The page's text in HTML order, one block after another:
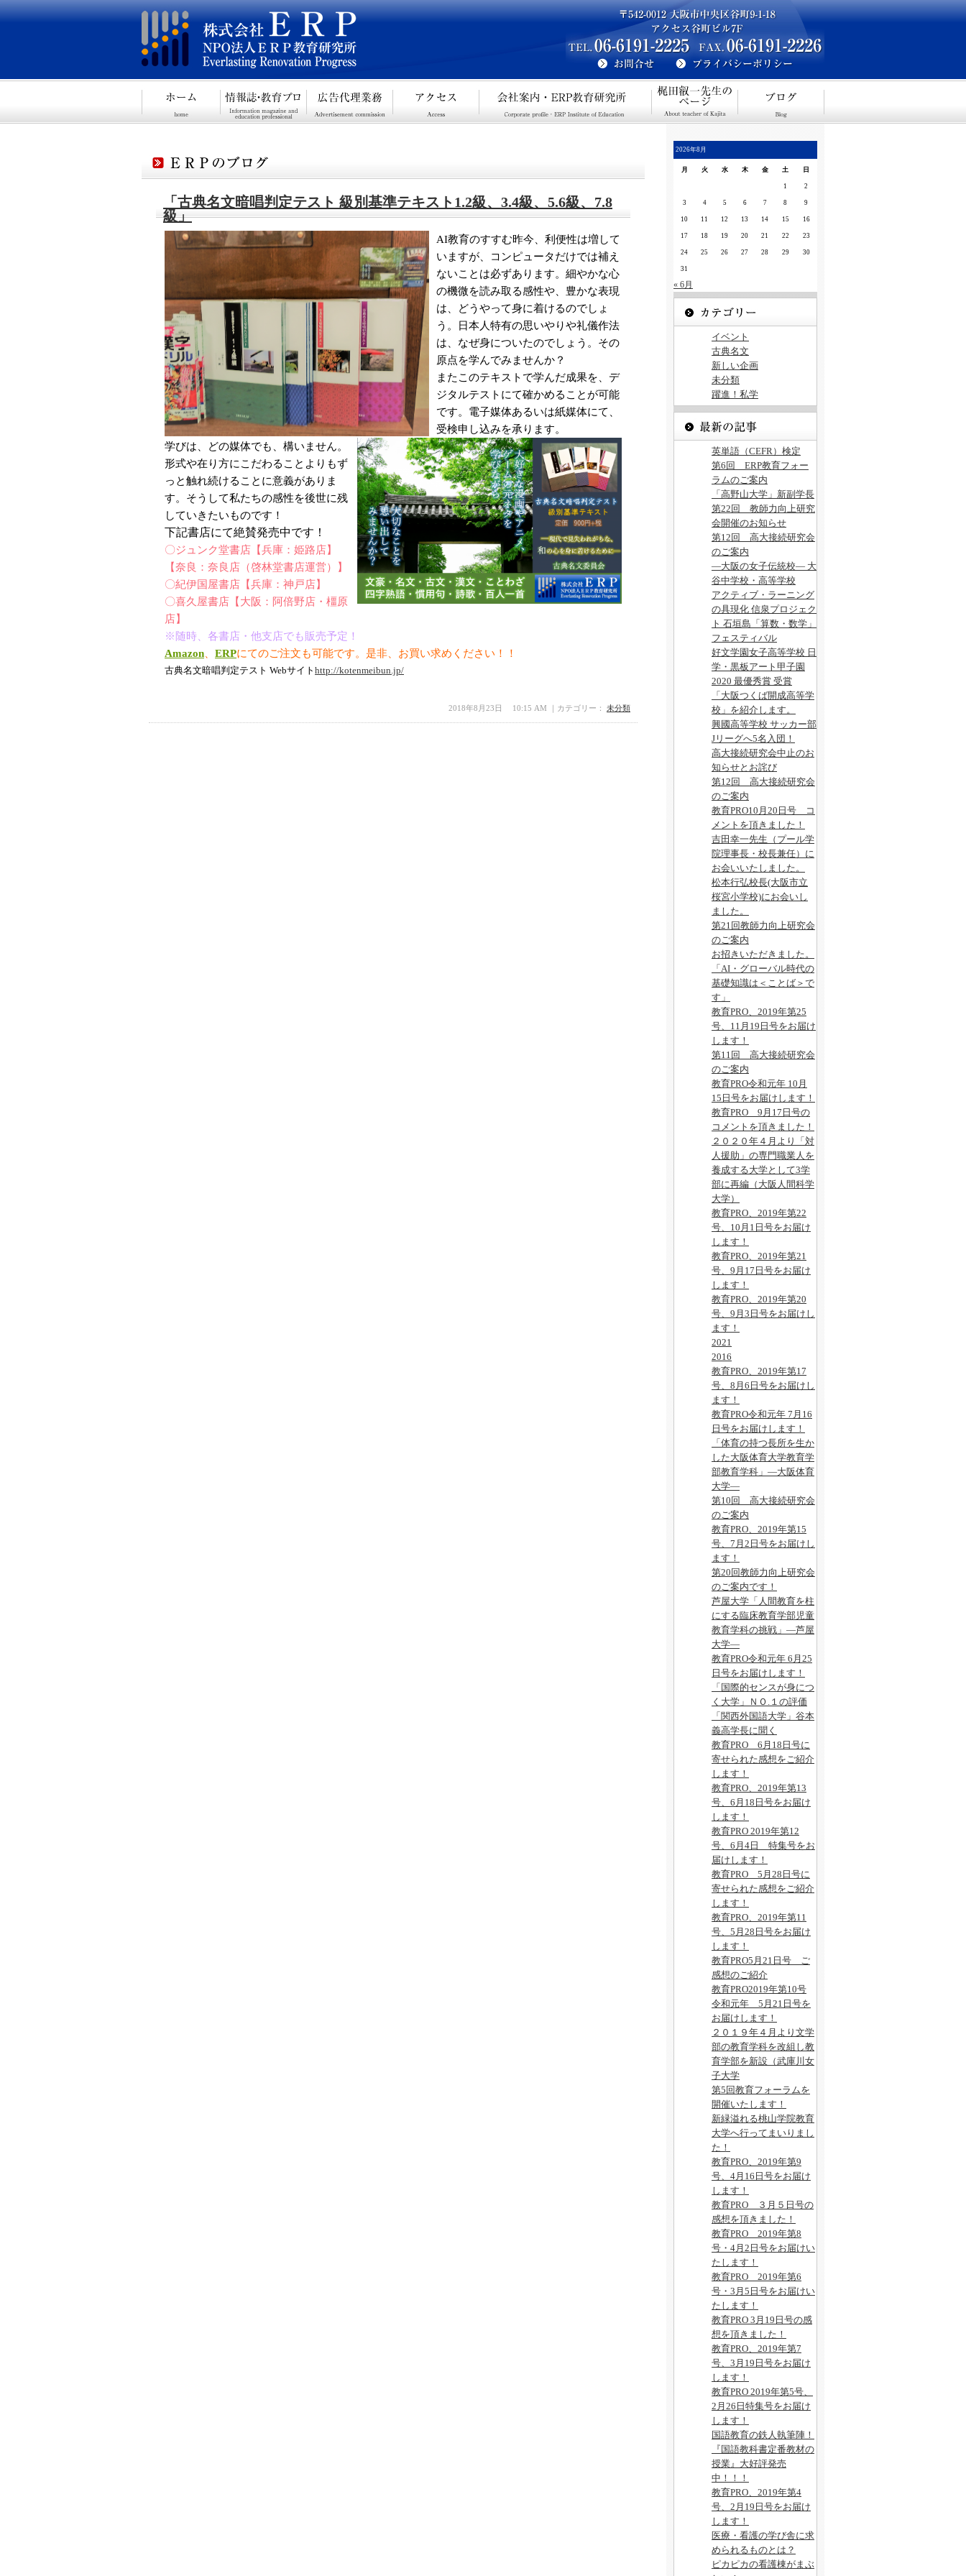
「古典名文暗唱判定テスト 級別基準テキスト1.2級、3.4級、5.6級、7.8
級」
AI教育のすすむ昨今、利便性は増して
いますが、コンピュータだけでは補え
ないことは必ずあります。細やかな心
の機微を読み取る感性や、豊かな表現
は、どうやって身に着けるのでしょ
う。日本人特有の思いやりや礼儀作法
は、なぜ身についたのでしょう。その
原点を学んでみませんか？
またこのテキストで学んだ成果を、デ
ジタルテストにて確かめることが可能
です。電子媒体あるいは紙媒体にて、
受検申し込みを承ります。
学びは、どの媒体でも、構いません。
形式や在り方にこだわることよりもず
っと触れ続けることに意義がありま
す。そうして私たちの感性を後世に残
していきたいものです！
下記書店にて絶賛発売中です！
〇ジュンク堂書店【兵庫：姫路店】
【奈良：奈良店（啓林堂書店運営）】
〇紀伊国屋書店【兵庫：神戸店】
〇喜久屋書店【大阪：阿倍野店・橿原
店】
※随時、各書店・他支店でも販売予定！
Amazon
ERPにてのご注文も可能です。是非、お買い求めください！！
古典名文暗唱判定テスト Webサイト http://kotenmeibun.jp/
2018年8月23日 10:15 AM ｜カテゴリー： 未分類
2026年8月
月 火 水 木 金 土 日
1 2
3 4 5 6 7 8 9
10 11 12 13 14 15 16
17 18 19 20 21 22 23
24 25 26 27 28 29 30
31
« 6月
イベント
古典名文
新しい企画
未分類
躍進！私学
英単語（CEFR）検定
第6回 ERP教育フォー
ラムのご案内
「高野山大学」新副学長
第22回 教師力向上研究
会開催のお知らせ
第12回 高大接続研究会
のご案内
―大阪の女子伝統校― 大
谷中学校・高等学校
アクティブ・ラーニング
の具現化 信泉プロジェク
ト 石垣島「算数・数学」
フェスティバル
好文学園女子高等学校 日
学・黒板アート甲子園
2020 最優秀賞 受賞
「大阪つくば開成高等学
校」を紹介します。
興國高等学校 サッカー部
Jリーグへ5名入団！
高大接続研究会中止のお
知らせとお詫び
第12回 高大接続研究会
のご案内
教育PRO10月20日号 コ
メントを頂きました！
吉田幸一先生（プール学
院理事長・校長兼任）に
お会いいたしました。
松本行弘校長(大阪市立
桜宮小学校)にお会いし
ました。
第21回教師力向上研究会
のご案内
お招きいただきました。
「AI・グローバル時代の
基礎知識は＜ことば＞で
す」
教育PRO、2019年第25
号、11月19日号をお届け
します！
第11回 高大接続研究会
のご案内
教育PRO令和元年 10月
15日号をお届けします！
教育PRO 9月17日号の
コメントを頂きました！
２０２０年４月より「対
人援助」の専門職業人を
養成する大学として3学
部に再編（大阪人間科学
大学）
教育PRO、2019年第22
号、10月1日号をお届け
します！
教育PRO、2019年第21
号、9月17日号をお届け
します！
教育PRO、2019年第20
号、9月3日号をお届けし
ます！
2021
2016
教育PRO、2019年第17
号、8月6日号をお届けし
ます！
教育PRO令和元年 7月16
日号をお届けします！
「体育の持つ長所を生か
した大阪体育大学教育学
部教育学科」―大阪体育
大学―
第10回 高大接続研究会
のご案内
教育PRO、2019年第15
号、7月2日号をお届けし
ます！
第20回教師力向上研究会
のご案内です！
芦屋大学「人間教育を柱
にする臨床教育学部児童
教育学科の挑戦」―芦屋
大学―
教育PRO令和元年 6月25
日号をお届けします！
「国際的センスが身につ
く大学」ＮＯ.１の評価
「関西外国語大学」谷本
義高学長に聞く
教育PRO 6月18日号に
寄せられた感想をご紹介
します！
教育PRO、2019年第13
号、6月18日号をお届け
します！
教育PRO 2019年第12
号、6月4日 特集号をお
届けします！
教育PRO 5月28日号に
寄せられた感想をご紹介
します！
教育PRO、2019年第11
号、5月28日号をお届け
します！
教育PRO5月21日号 ご
感想のご紹介
教育PRO2019年第10号
令和元年 5月21日号を
お届けします！
２０１９年４月より文学
部の教育学科を改組し教
育学部を新設（武庫川女
子大学
第5回教育フォーラムを
開催いたします！
新緑溢れる桃山学院教育
大学へ行ってまいりまし
た！
教育PRO、2019年第9
号、4月16日号をお届け
します！
教育PRO ３月５日号の
感想を頂きました！
教育PRO 2019年第8
号・4月2日号をお届けい
たします！
教育PRO 2019年第6
号・3月5日号をお届けい
たします！
教育PRO 3月19日号の感
想を頂きました！
教育PRO、2019年第7
号、3月19日号をお届け
します！
教育PRO 2019年第5号、
2月26日特集号をお届け
します！
国語教育の鉄人執筆陣！
『国語教科書定番教材の
授業』大好評発売
中！！！
教育PRO、2019年第4
号、2月19日号をお届け
します！
医療・看護の学び舎に求
められるものとは？
ピカピカの看護棟がまぶ